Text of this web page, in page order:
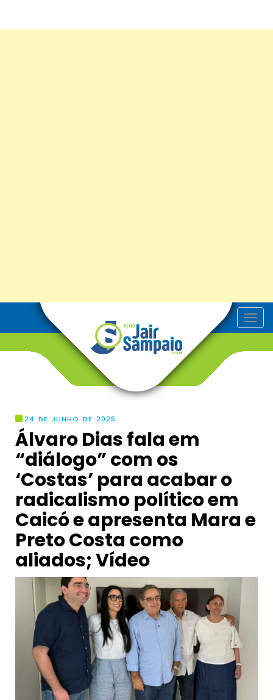
T
o
24 DE JUNHO DE 2025
Álvaro Dias fala em
“diálogo” com os
‘Costas’ para acabar o
radicalismo político em
Caicó e apresenta Mara e
Preto Costa como
aliados; Vídeo